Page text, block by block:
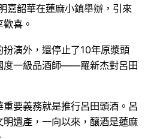
嘉韶華在蓮麻小鎮舉辦，引來
喜。
演外，還停止了10年原漿頭
度一級品酒師——羅新杰對呂田
要義務就是推行呂田頭酒。呂
遺產，一向以來，釀酒是蓮麻